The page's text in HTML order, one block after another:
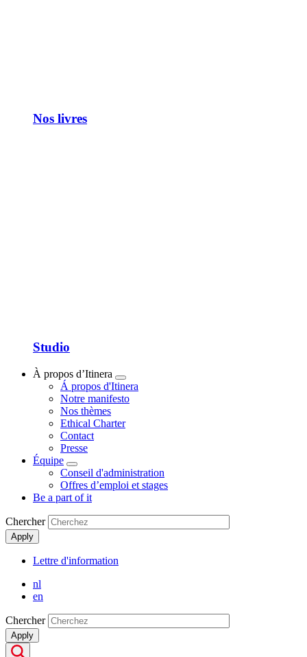
Nos livres
Studio
À propos d’Itinera
Show
submenu
Á propos d'Itinera
Notre manifesto
Nos thèmes
Ethical Charter
Contact
Presse
Équipe
Show
submenu
Conseil d'administration
Offres d’emploi et stages
Be a part of it
Chercher
Apply
Secondary
Menu
Lettre d'information
nl
en
Chercher
Apply